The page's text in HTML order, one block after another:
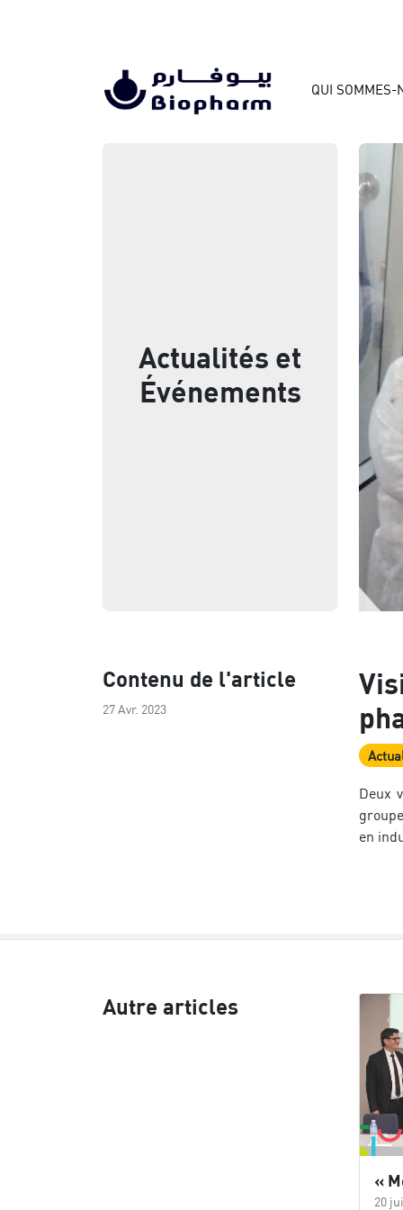
QUI SOMMES-
Actualités et
Événements
Contenu de l'article
27 Avr. 2023
Deux
en
Autre articles
20